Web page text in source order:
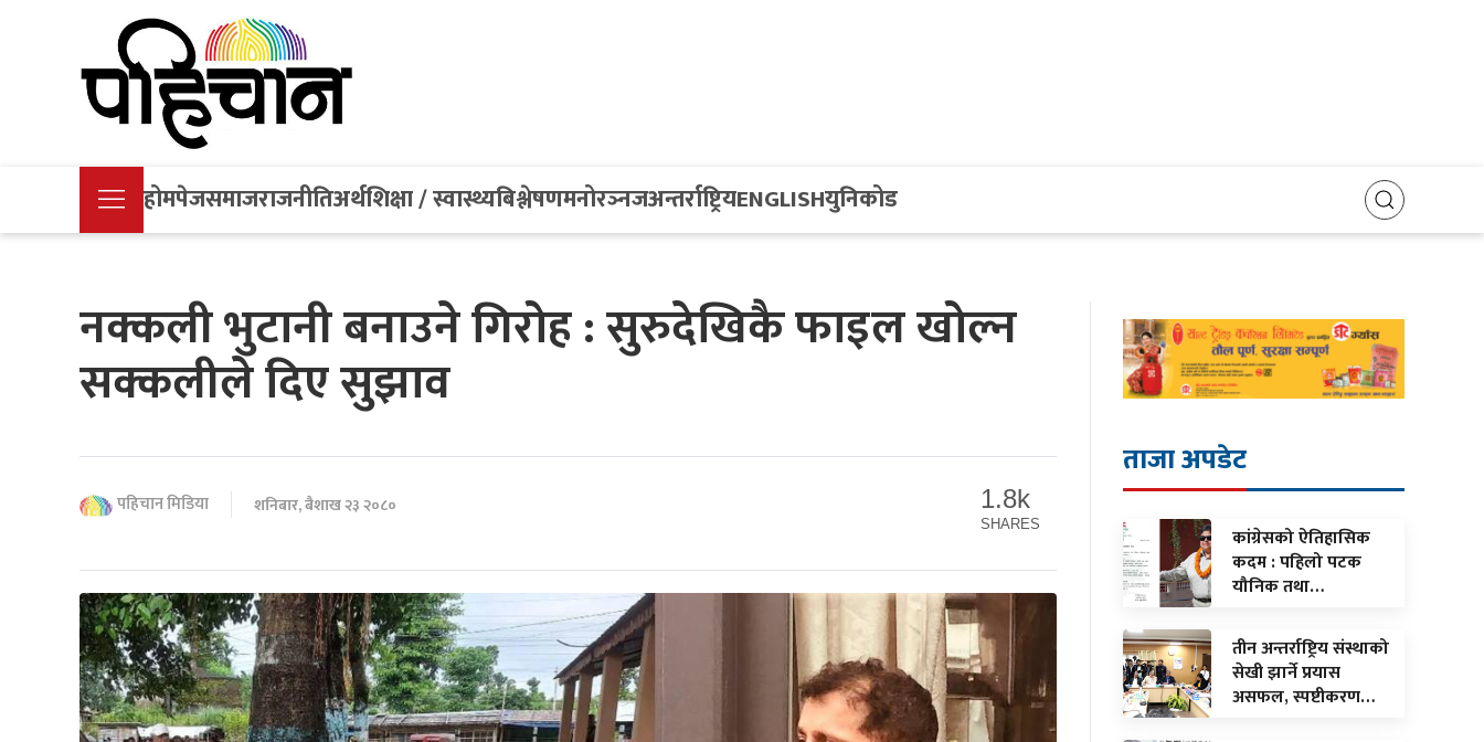
होमपेजसमाजराजनीतिअर्थशिक्षा / स्वास्थ्यबिश्लेषणमनोरञ्नजअन्तर्राष्ट्रियENGLISHयुनिकोड
नक्कली भुटानी बनाउने गिरोह : सुरुदेखिकै फाइल खोल्न
सक्कलीले दिए सुझाव
पहिचान मिडिया शनिबार, बैशाख २३ २०८० 1.8k
SHARES
ताजा अपडेट
कांग्रेसको ऐतिहासिक
कदम : पहिलो पटक
यौनिक तथा…
तीन अन्तर्राष्ट्रिय संस्थाको
सेखी झार्ने प्रयास
असफल, स्पष्टीकरण…